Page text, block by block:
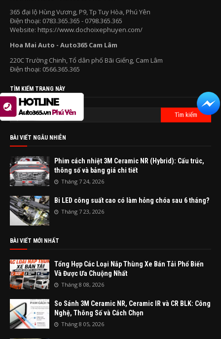
365 đại lộ Hùng Vương, P9, Tp Tuy Hòa, Phú Yên
Điện thoại: 0783.365.365 - 0798.365.365
Website: https://www.dochoixephuyen.com/
Hoa Mai Auto - Auto365 Cam Lâm
220C Trường Chinh, Tổ dân phố Bãi Giếng, Cam Lâm
Điện thoại: 0566.365.365
TÌM KIẾM TRANG NÀY
BÀI VIẾT NGẪU NHIÊN
Phim cách nhiệt 3M Ceramic NR (Hybrid): Cấu trúc,
thông số và bảng giá chi tiết
Tháng 7 24, 2026
Bi LED công suất cao có làm hỏng chóa sau 6 tháng?
Tháng 7 23, 2026
BÀI VIẾT MỚI NHẤT
Tổng Hợp Các Loại Nắp Thùng Xe Bán Tải Phổ Biến
Và Được Ưa Chuộng Nhất
Tháng 8 08, 2026
So Sánh 3M Ceramic NR, Ceramic IR và CR BLK: Công
Nghệ, Thông Số và Cách Chọn
Tháng 8 05, 2026